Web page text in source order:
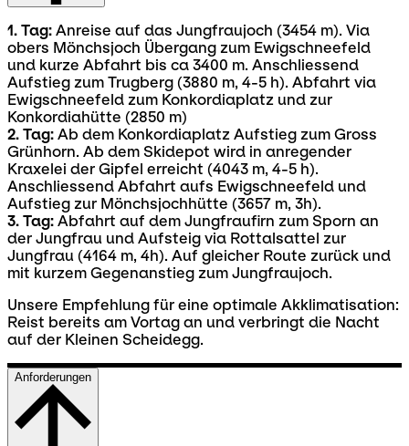
1. Tag: Anreise auf das Jungfraujoch (3454 m). Via
obers Mönchsjoch Übergang zum Ewigschneefeld
und kurze Abfahrt bis ca 3400 m. Anschliessend
Aufstieg zum Trugberg (3880 m, 4-5 h). Abfahrt via
Ewigschneefeld zum Konkordiaplatz und zur
Konkordiahütte (2850 m)
2. Tag: Ab dem Konkordiaplatz Aufstieg zum Gross
Grünhorn. Ab dem Skidepot wird in anregender
Kraxelei der Gipfel erreicht (4043 m, 4-5 h).
Anschliessend Abfahrt aufs Ewigschneefeld und
Aufstieg zur Mönchsjochhütte (3657 m, 3h).
3. Tag: Abfahrt auf dem Jungfraufirn zum Sporn an
der Jungfrau und Aufsteig via Rottalsattel zur
Jungfrau (4164 m, 4h). Auf gleicher Route zurück und
mit kurzem Gegenanstieg zum Jungfraujoch.
Unsere Empfehlung für eine optimale Akklimatisation:
Reist bereits am Vortag an und verbringt die Nacht
auf der Kleinen Scheidegg.
Anforderungen